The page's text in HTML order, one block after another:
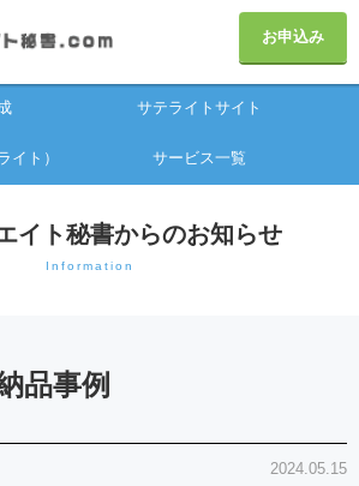
お申込み
サテライトサイト
イト） サービス一覧
イト秘書からのお知らせ
Information
品事例
2024.05.15